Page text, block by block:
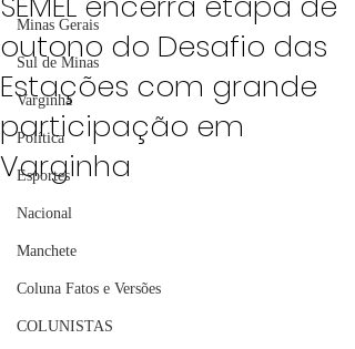
Minas Gerais
Sul de Minas
Varginha
Política
Esportes
Nacional
Manchete
Coluna Fatos e Versões
COLUNISTAS
outono do Desafio das
Estações com grande
participação em
Varginha